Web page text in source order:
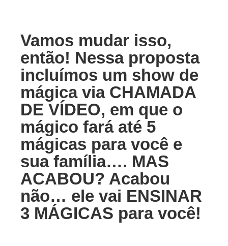
Vamos mudar isso,
então! Nessa proposta
incluímos um show de
mágica via CHAMADA
DE VÍDEO, em que o
mágico fará até 5
mágicas para você e
sua família…. MAS
ACABOU? Acabou
não… ele vai ENSINAR
3 MÁGICAS para você!